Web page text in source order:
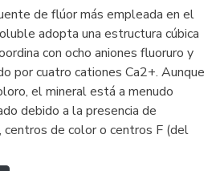
de flúor más empleada en el
adopta una estructura cúbica
con ocho aniones fluoruro y
por cuatro cationes Ca2+. Aunque
el mineral está a menudo
debido a la presencia de
de color o centros F (del